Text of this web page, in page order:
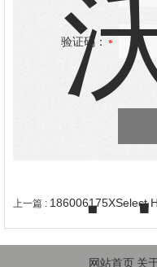
验证码：
上一篇 : 186006175XSelect
网站首页 关